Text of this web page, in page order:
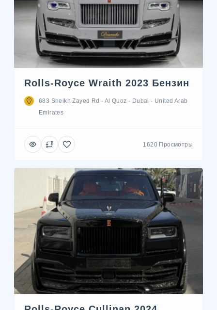
Rolls-Royce Wraith 2023 Бензин
683 Sheikh Zayed Rd - Al Quoz - Dubai - United Arab
Emirates
1620 Просмотры